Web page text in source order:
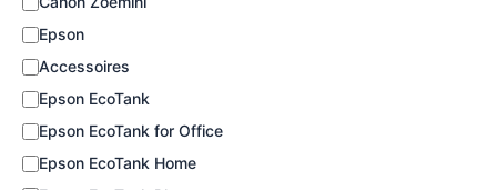
e
Epson
Accessoires
Epson EcoTank
Epson EcoTank for Office
Epson EcoTank Home